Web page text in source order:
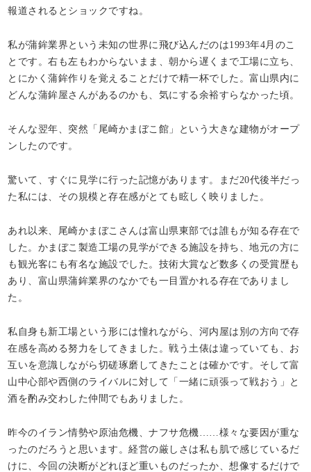
報道されるとショックですね。
私が蒲鉾業界という未知の世界に飛び込んだのは1993年4月のこ
とです。右も左もわからないまま、朝から遅くまで工場に立ち、
とにかく蒲鉾作りを覚えることだけで精一杯でした。富山県内に
どんな蒲鉾屋さんがあるのかも、気にする余裕すらなかった頃。
そんな翌年、突然「尾崎かまぼこ館」という大きな建物がオープ
ンしたのです。
驚いて、すぐに見学に行った記憶があります。まだ20代後半だっ
た私には、その規模と存在感がとても眩しく映りました。
あれ以来、尾崎かまぼこさんは富山県東部では誰もが知る存在で
した。かまぼこ製造工場の見学ができる施設を持ち、地元の方に
も観光客にも有名な施設でした。技術大賞など数多くの受賞歴も
あり、富山県蒲鉾業界のなかでも一目置かれる存在でありまし
た。
私自身も新工場という形には憧れながら、河内屋は別の方向で存
在感を高める努力をしてきました。戦う土俵は違っていても、お
互いを意識しながら切磋琢磨してきたことは確かです。そして富
山中心部や西側のライバルに対して「一緒に頑張って戦おう」と
酒を酌み交わした仲間でもありました。
昨今のイラン情勢や原油危機、ナフサ危機……様々な要因が重な
ったのだろうと思います。経営の厳しさは私も肌で感じているだ
けに、今回の決断がどれほど重いものだったか、想像するだけで